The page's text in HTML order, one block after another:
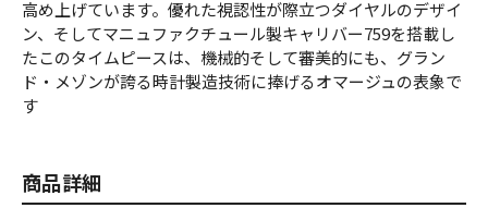
高め上げています。優れた視認性が際立つダイヤルのデザイ
ン、そしてマニュファクチュール製キャリバー759を搭載し
たこのタイムピースは、機械的そして審美的にも、グラン
ド・メゾンが誇る時計製造技術に捧げるオマージュの表象で
す
商品詳細